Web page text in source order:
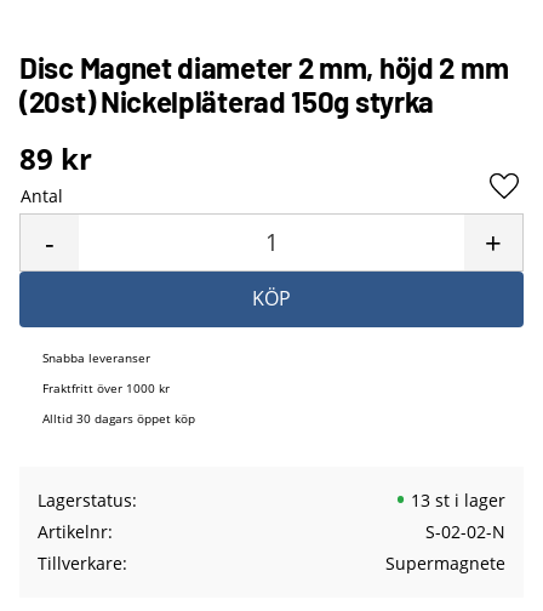
Disc Magnet diameter 2 mm, höjd 2 mm
(20st) Nickelpläterad 150g styrka
89 kr
Antal
+
-
KÖP
Snabba leveranser
Fraktfritt över 1000 kr
Alltid 30 dagars öppet köp
Lagerstatus
13 st i lager
Artikelnr
S-02-02-N
Tillverkare
Supermagnete